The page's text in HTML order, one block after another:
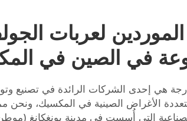
لعربات
في الصين في
هي إحدى الشركات الرائدة في تصنيع
الأغراض الصينية في المكسيك،
التي أُسست في مدينة يونغكانغ